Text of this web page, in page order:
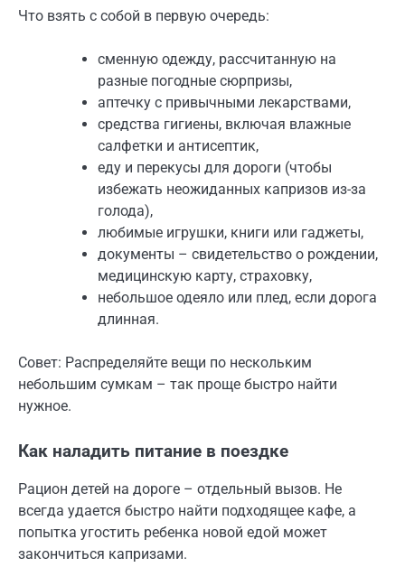
Что взять с собой в первую очередь:
сменную одежду, рассчитанную на
разные погодные сюрпризы,
аптечку с привычными лекарствами,
средства гигиены, включая влажные
салфетки и антисептик,
еду и перекусы для дороги (чтобы
избежать неожиданных капризов из-за
голода),
любимые игрушки, книги или гаджеты,
документы – свидетельство о рождении,
медицинскую карту, страховку,
небольшое одеяло или плед, если дорога
длинная.
Совет: Распределяйте вещи по нескольким
небольшим сумкам – так проще быстро найти
нужное.
Как наладить питание в поездке
Рацион детей на дороге – отдельный вызов. Не
всегда удается быстро найти подходящее кафе, а
попытка угостить ребенка новой едой может
закончиться капризами.